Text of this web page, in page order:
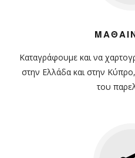
Καταγράφουμε και να
στην Ελλάδα και στην
του